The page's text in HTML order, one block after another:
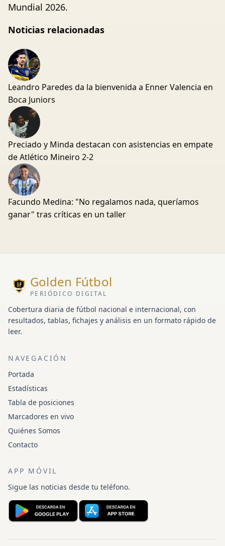
Mundial 2026.
Noticias relacionadas
Leandro Paredes da la bienvenida a Enner Valencia en
Boca Juniors
Preciado y Minda destacan con asistencias en empate
de Atlético Mineiro 2-2
Facundo Medina: "No regalamos nada, queríamos
ganar" tras críticas en un taller
Golden Fútbol
PERIÓDICO DIGITAL
Cobertura diaria de fútbol nacional e internacional, con
resultados, tablas, fichajes y análisis en un formato rápido de
leer.
NAVEGACIÓN
Portada
Estadísticas
Tabla de posiciones
Marcadores en vivo
Quiénes Somos
Contacto
APP MÓVIL
Sigue las noticias desde tu teléfono.